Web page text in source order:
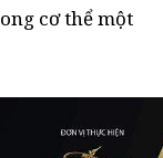
cơ thể một